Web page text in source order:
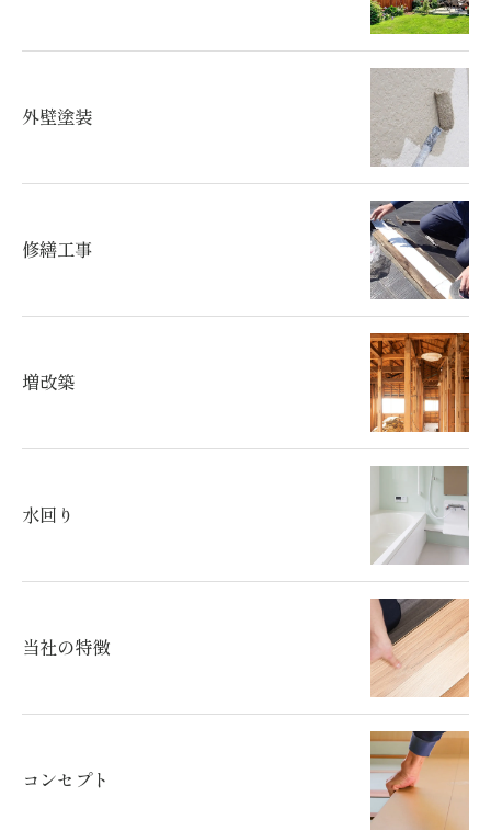
外壁塗装
修繕工事
増改築
水回り
当社の特徴
コンセプト